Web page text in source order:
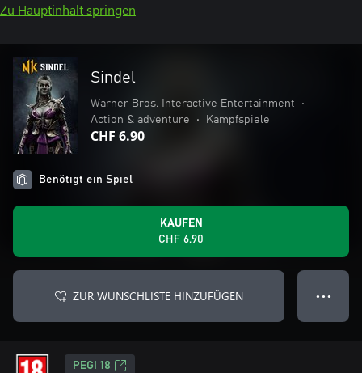
Zu Hauptinhalt springen
Sindel
Warner Bros. Interactive Entertainment
•
Action & adventure
• Kampfspiele
CHF 6.90
Benötigt ein Spiel
KAUFEN
CHF 6.90
ZUR WUNSCHLISTE HINZUFÜGEN ● ● ●
PEGI 18